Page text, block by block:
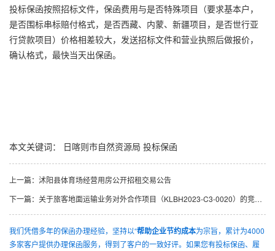
投标保函按照招标文件，保函费用与是否特殊项目（要求基本户，
是否围标串标赔付格式，是否西藏、内蒙、新疆项目，是否世行亚
行贷款项目）价格相差较大，发送招标文件和营业执照后做报价，
确认格式，最快当天出保函。
本文关键词： 日喀则市自然资源局 投标保函
上一篇： 沭阳县体育场经营用房公开招租交易公告
下一篇： 关于旅客地面运输业务对外合作项目（KLBH2023-C3-0020）的竞争性磋商公告
我们凭借多年的保函办理经验，坚持以“帮助企业节约成本为宗旨，累计为4000
多家客户提供办理保函服务，得到了客户的一致好评。如果您有投标保函、履